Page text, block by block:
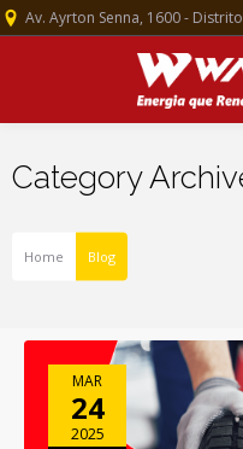
Av. Ayrton Senna, 1600 -
Category
Home Blog
MAR
24
2025